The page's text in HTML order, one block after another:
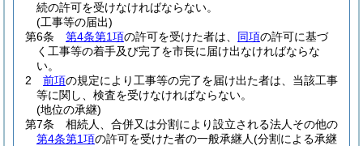
続の許可を受けなければならない。
(工事等の届出)
第6条
第4条第1項の許可を受けた者は、 同項の許可に基づ
く工事等の着手及び完了を市長に届け出なければならな
い。
2
前項の規定により工事等の完了を届け出た者は、当該工事
等に関し、検査を受けなければならない。
(地位の承継)
第7条
相続人、合併又は分割により設立される法人その他の
第4条第1項の許可を受けた者の一般承継人(分割による承継